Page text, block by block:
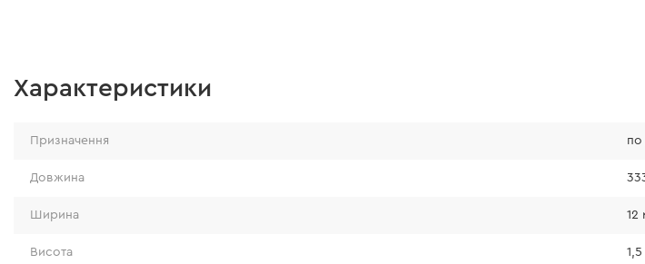
Характеристики
Призначення по
Довжина
Ширина 12
Висота